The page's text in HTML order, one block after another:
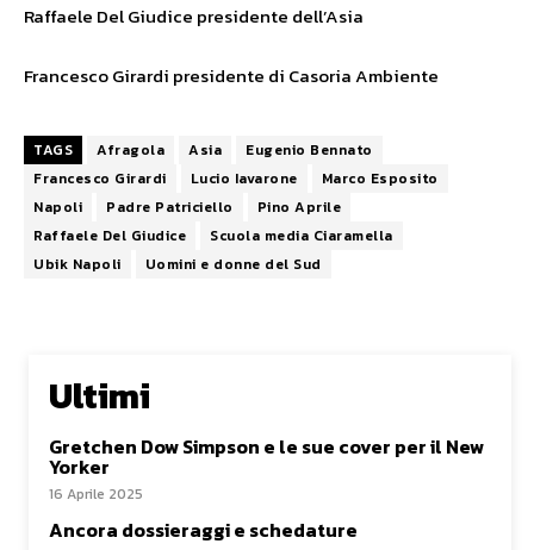
Raffaele Del Giudice presidente dell’Asia
Francesco Girardi presidente di Casoria Ambiente
TAGS Afragola Asia
Eugenio Bennato
Francesco Girardi
Lucio Iavarone
Marco Esposito
Napoli
Padre Patriciello
Pino Aprile
Raffaele Del Giudice
Scuola media Ciaramella
Ubik Napoli
Uomini e donne del Sud
Ultimi
Gretchen Dow Simpson e le sue cover per il New
Yorker
16 Aprile 2025
Ancora dossieraggi e schedature